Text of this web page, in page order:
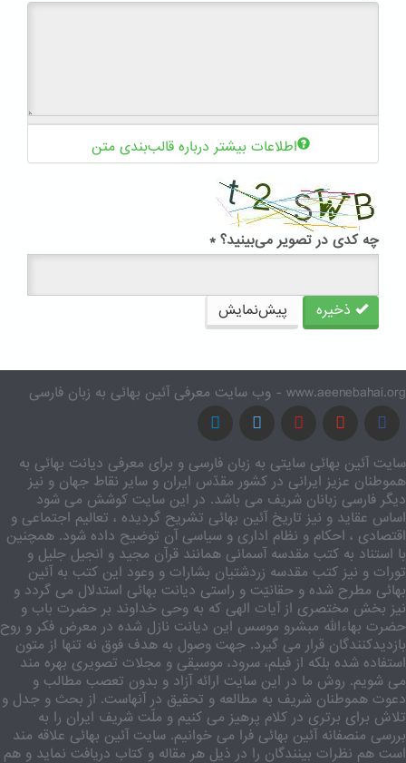
اطلاعات بیشتر درباره قالب‌بندی متن
چه کدی در تصویر می‌بینید؟ *
ذخیره پیش‌نمایش
www.aeenebahai.org - وب سایت معرفی آئین بهائی به زبان فارسی
سایت آئین بهائی سایتی به زبان فارسی و برای معرفی دیانت بهائی به
هموطنان عزیز ایرانی در کشور مقدّس ایران و سایر نقاط جهان و نیز
دیگر فارسی زبانان شریف می باشد. در این سایت کوشش می شود
اساس عقاید و نیز تاریخ آئین بهائی تشریح گردیده ، تعالیم اجتماعی و
اقتصادی ، احکام و نظام اداری و سیاسی آن توضیح داده شود. همچنین
با استناد به کتب مقدسه آسمانی همانند قرآن مجید و انجیل جلیل و
تورات و نیز کتب مقدسه زردشتیان بشارات و وعود این کتب به آئین
بهائی مطرح شده و حقانیّت و راستی دیانت بهائی استدلال می گردد و
نیز بخش مختصری از آیات الهی که به وحی خداوند بر حضرت باب و
حضرت بهاءالله مبشرو موسس این دیانت نازل شده در معرض فکر و روح
بازدیدکنندگان قرار می گیرد. جهت وصول به هدف فوق نه تنها از متون
استفاده شده بلکه از فیلم، سرود، موسیقی و مجلات تصویری بهره مند
می شویم. روش ما در این سایت ارائه آزاد و بدون تعصب مطالب و
دعوت هموطنان شریف به مطالعه و تحقیق در آنهاست. از بحث و جدل و
تلاش برای برتری در کلام پرهیز می کنیم و ملّت شریف ایران را به
بررسی منصفانه آئین بهائی فرا می خوانیم. سایت آئین بهائی علاقه مند
است هم نظرات بینندگان را در ذیل هر مقاله و کتاب دریافت نماید و هم